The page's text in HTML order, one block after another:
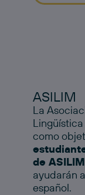
ASILIM
La
como
de
ayudarán
español.